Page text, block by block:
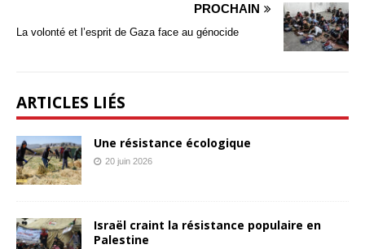
PROCHAIN
La volonté et l’esprit de Gaza face au génocide
ARTICLES LIÉS
Une résistance écologique
20 juin 2026
Israël craint la résistance populaire en
Palestine